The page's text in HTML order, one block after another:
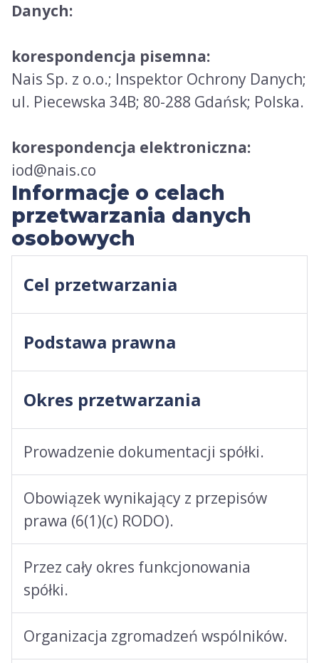
Danych:
korespondencja pisemna:
Nais Sp. z o.o.; Inspektor Ochrony Danych;
ul. Piecewska 34B; 80-288 Gdańsk; Polska.
korespondencja elektroniczna:
iod@nais.co
Informacje o celach
przetwarzania danych
osobowych
Cel przetwarzania
Podstawa prawna
Okres przetwarzania
Prowadzenie dokumentacji spółki.
Obowiązek wynikający z przepisów
prawa (6(1)(c) RODO).
Przez cały okres funkcjonowania
spółki.
Organizacja zgromadzeń wspólników.